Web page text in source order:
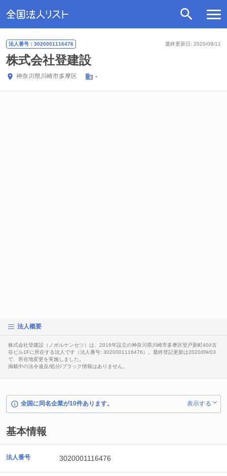
最終更新日: 2020/09/11
法人番号：3020001116476
株式会社登建設
神奈川県川崎市多摩区 -
法人概要
株式会社登建設（ノボルケンセツ）は、2016年設立の神奈川県川崎市多摩区登戸新町404古
谷ビル1Fに所在する法人です（法人番号: 3020001116476）。最終登記更新は2020/09/03
で、所在地変更を実施しました。
掲載中の法令違反/処分/ブラック情報はありません。
全国に同名企業が10件あります。 表示する
基本情報
法人番号 3020001116476